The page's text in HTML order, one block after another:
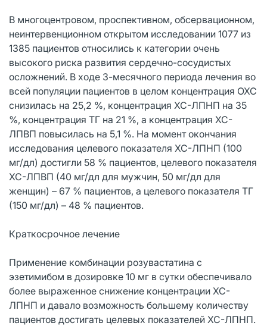
В многоцентровом, проспективном, обсервационном,
неинтервенционном открытом исследовании 1077 из
1385 пациентов относились к категории очень
высокого риска развития сердечно-сосудистых
осложнений. В ходе 3-месячного периода лечения во
всей популяции пациентов в целом концентрация ОХС
снизилась на 25,2 %, концентрация ХС-ЛПНП на 35
%, концентрация ТГ на 21 %, а концентрация ХС-
ЛПВП повысилась на 5,1 %. На момент окончания
исследования целевого показателя ХС-ЛПНП (100
мг/дл) достигли 58 % пациентов, целевого показателя
ХС-ЛПВП (40 мг/дл для мужчин, 50 мг/дл для
женщин) – 67 % пациентов, а целевого показателя ТГ
(150 мг/дл) – 48 % пациентов.
Краткосрочное лечение
Применение комбинации розувастатина с
эзетимибом в дозировке 10 мг в сутки обеспечивало
более выраженное снижение концентрации ХС-
ЛПНП и давало возможность большему количеству
пациентов достигать целевых показателей ХС-ЛПНП.